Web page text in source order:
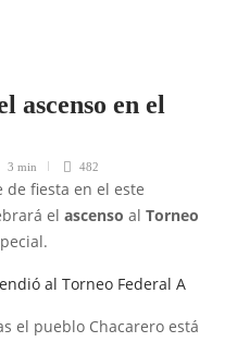
ascenso en el
3 min 482
de fiesta en el este
el ascenso al Torneo
al Torneo Federal A
el pueblo Chacarero está